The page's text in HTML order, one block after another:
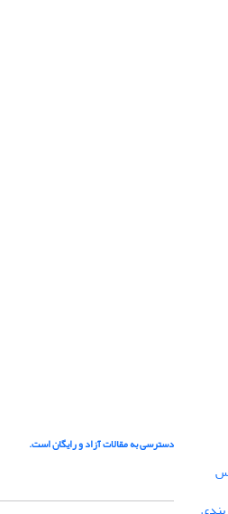
دسترسی به مقالات آزاد و رایگان است.